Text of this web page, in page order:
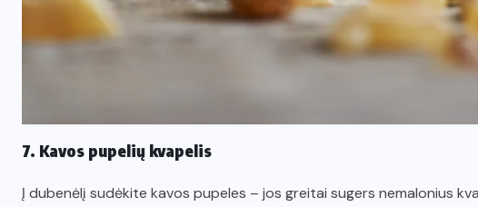
7. Kavos pupelių kvapelis
Į dubenėlį sudėkite kavos pupeles – jos greitai sugers nemalonius